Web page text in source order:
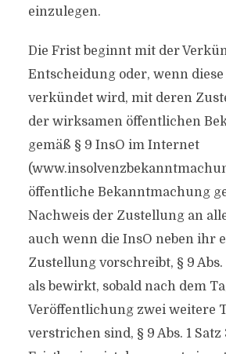
einzulegen.
Die Frist beginnt mit der
Entscheidung oder, wenn
verkündet wird, mit deren
der wirksamen öffentlichen
gemäß § 9 InsO im Internet
öffentliche Bekanntmachung
Nachweis der Zustellung an
auch wenn die InsO neben ihr
Zustellung vorschreibt, § 9
als bewirkt, sobald nach dem
Veröffentlichung zwei weitere
verstrichen sind, § 9 Abs. 1